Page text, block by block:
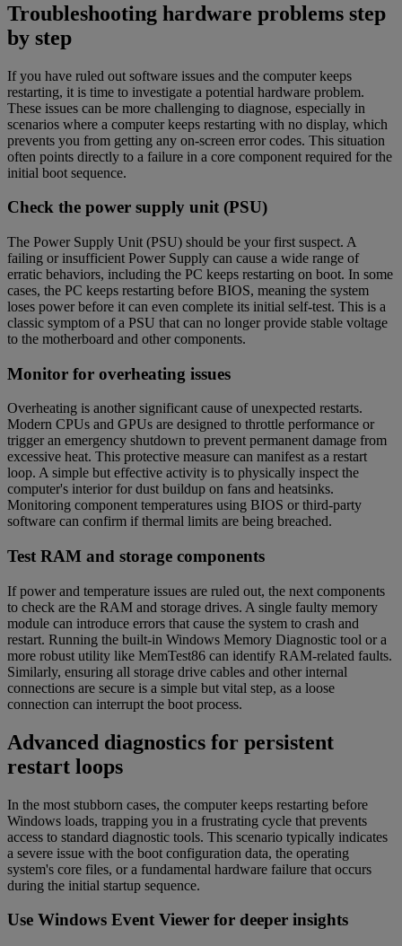
Troubleshooting hardware problems step
by step
If you have ruled out software issues and the computer keeps
restarting, it is time to investigate a potential hardware problem.
These issues can be more challenging to diagnose, especially in
scenarios where a computer keeps restarting with no display, which
prevents you from getting any on-screen error codes. This situation
often points directly to a failure in a core component required for the
initial boot sequence.
Check the power supply unit (PSU)
The Power Supply Unit (PSU) should be your first suspect. A
failing or insufficient Power Supply can cause a wide range of
erratic behaviors, including the PC keeps restarting on boot. In some
cases, the PC keeps restarting before BIOS, meaning the system
loses power before it can even complete its initial self-test. This is a
classic symptom of a PSU that can no longer provide stable voltage
to the motherboard and other components.
Monitor for overheating issues
Overheating is another significant cause of unexpected restarts.
Modern CPUs and GPUs are designed to throttle performance or
trigger an emergency shutdown to prevent permanent damage from
excessive heat. This protective measure can manifest as a restart
loop. A simple but effective activity is to physically inspect the
computer's interior for dust buildup on fans and heatsinks.
Monitoring component temperatures using BIOS or third-party
software can confirm if thermal limits are being breached.
Test RAM and storage components
If power and temperature issues are ruled out, the next components
to check are the RAM and storage drives. A single faulty memory
module can introduce errors that cause the system to crash and
restart. Running the built-in Windows Memory Diagnostic tool or a
more robust utility like MemTest86 can identify RAM-related faults.
Similarly, ensuring all storage drive cables and other internal
connections are secure is a simple but vital step, as a loose
connection can interrupt the boot process.
Advanced diagnostics for persistent
restart loops
In the most stubborn cases, the computer keeps restarting before
Windows loads, trapping you in a frustrating cycle that prevents
access to standard diagnostic tools. This scenario typically indicates
a severe issue with the boot configuration data, the operating
system's core files, or a fundamental hardware failure that occurs
during the initial startup sequence.
Use Windows Event Viewer for deeper insights